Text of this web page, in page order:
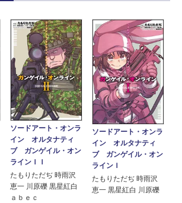
ソードアート・オンラ
イン オルタナティ
ブ ガンゲイル・オン
ラインＩＩ
たもりただぢ 時雨沢
恵一 川原礫 黒星紅白
ａｂｅｃ
ソードアート・オンラ
イン オルタナティ
ブ ガンゲイル・オン
ラインＩ
たもりただぢ 時雨沢
恵一 黒星紅白 川原礫